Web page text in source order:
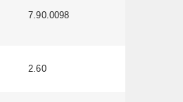
7.90.0098
2.60